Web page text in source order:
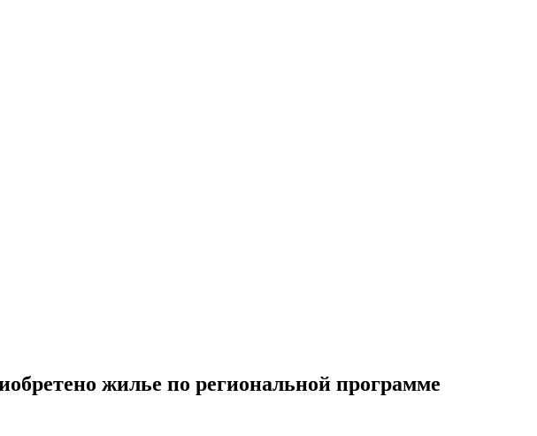
жилье по региональной программе